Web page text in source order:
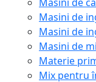
Masini de
Masini de
Masini de
Masini de
Materie
Mix pentru